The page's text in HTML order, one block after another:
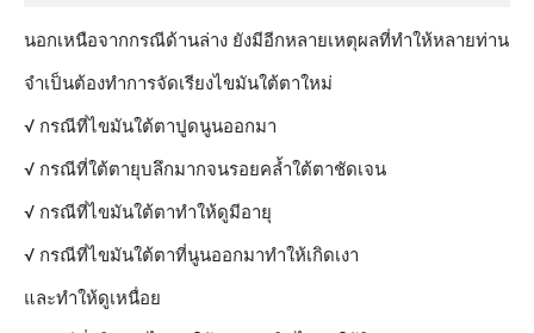
นอกเหนือจากกรณีด้านล่าง ยังมีอีกหลายเหตุผลที่ทำให้หลายท่าน
จำเป็นต้องทำการจัดเรียงไขมันใต้ตาใหม่
√ กรณีที่ไขมันใต้ตาปูดนูนออกมา
√ กรณีที่ใต้ตายุบลึกมากจนรอยคล้ำใต้ตาชัดเจน
√ กรณีที่ไขมันใต้ตาทำให้ดูมีอายุ
√ กรณีที่ไขมันใต้ตาที่นูนออกมาทำให้เกิดเงา
และทำให้ดูเหนื่อย